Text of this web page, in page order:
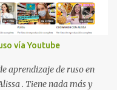
vía Youtube
aprendizaje de ruso en
. Tiene nada más y